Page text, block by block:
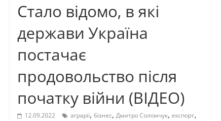
Стало відомо, в які
держави Україна
постачає
продовольство після
початку війни (ВІДЕО)
12.09.2022 аграрії, бізнес, Дмитро Соломчук, експорт,